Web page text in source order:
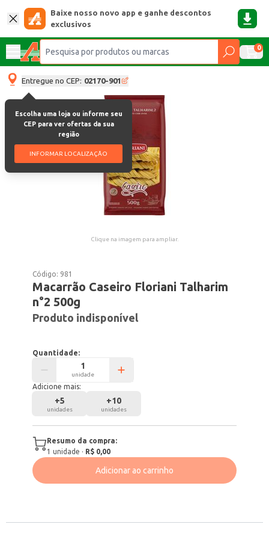
Baixe nosso novo app e ganhe descontos
exclusivos
0
Entregue no CEP: 02170-901
Escolha uma loja ou informe seu
CEP para ver ofertas da sua
região
INFORMAR LOCALIZAÇÃO
Clique na imagem para ampliar.
Código: 981
Macarrão Caseiro Floriani Talharim
n°2 500g
Produto indisponível
Quantidade:
unidade
Adicione mais:
+5
unidades
+10
unidades
Resumo da compra:
1 unidade · R$ 0,00
Adicionar ao carrinho